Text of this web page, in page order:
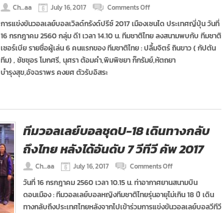
Ch...aa July 16, 2017 Comments Offon
แพ้
เซ
อร์เบีย
1-
3
2017
การแข่งขันวอลเลย์บอลเวิลด์กรังด์ปรีซ์ 2017 เมืองเซนได ประเทศญี่ปุ่น วันที่
16 กรกฎาคม 2560 กลุ่ม ดี1 เวลา 14.10 น. ทีมชาติไทย ลงสนามพบกับ ทีมชาติ
เซอร์เบีย รายชื่อผู้เล่น 6 คนแรกของ ทีมชาติไทย : ปลื้มจิตร์ ถินขาว ( กัปตัน
ทีม) , ชัชชุอร โมกศรี, นุศรา ต้อมคำ,พิมพิชยา ก๊กรัมย์,หัตถยา
บำรุงสุข,อัจฉราพร คงยศ ตัวรับอิสระ
ทีมวอลเลย์บอลชุดU-18 เดินทางกลับ
ถึงไทย หลังได้อันดับ 7 วีทีวี คัพ 2017
Ch...aa July 16, 2017 Comments Offon
วอลเลย์บอล
ชุดU-
18
วันที่ 16 กรกฎาคม 2560 เวลา 10.15 น. ท่าอากาศยานสนามบิน
ดอนเมือง : ทีมวอลเลย์บอลหญิงทีมชาติไทยรุ่นอายุไม่เกิน 18 ปี เดิน
ทางกลับถึงประเทศไทยหลังจากไปเข้าร่วมการแข่งขันวอลเลย์บอลวีทีวี